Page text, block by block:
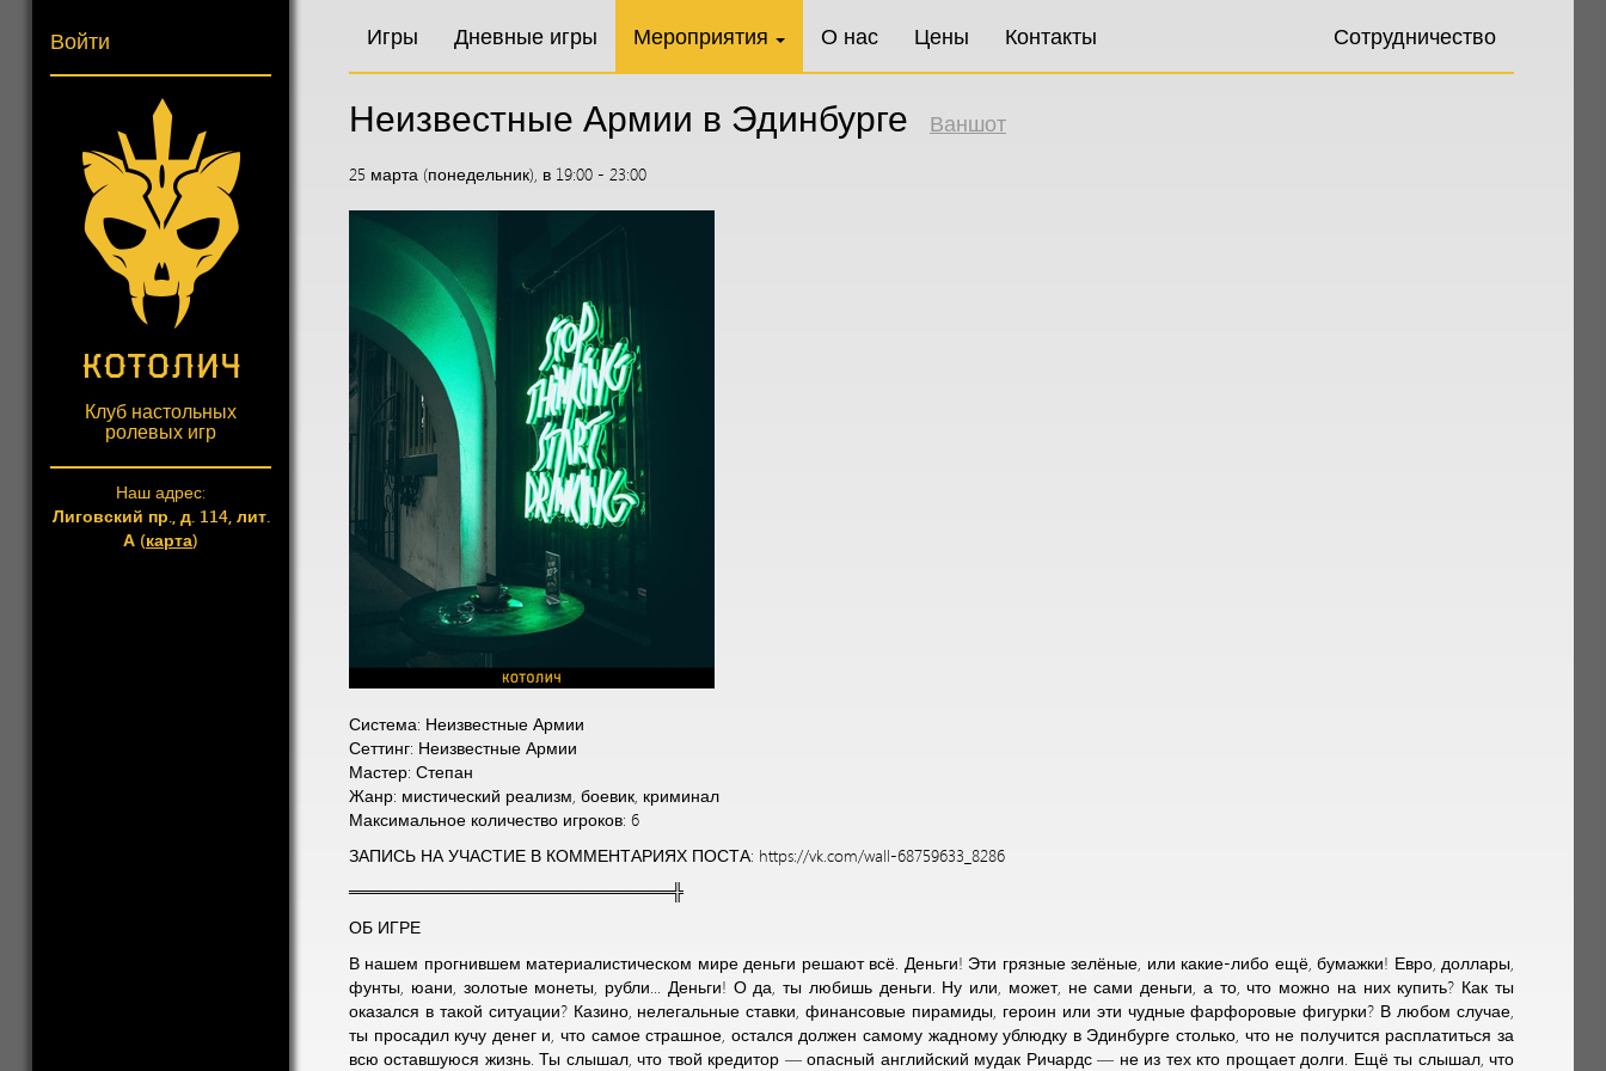
Войти
Клуб настольных
ролевых игр
Наш адрес:
Лиговский пр., д. 114, лит.
А (карта)
Игры Дневные игры Мероприятия О нас Цены Контакты Сотрудничество
Неизвестные Армии в Эдинбурге Ваншот
25 марта (понедельник), в 19:00 - 23:00
Система: Неизвестные Армии
Сеттинг: Неизвестные Армии
Мастер: Степан
Жанр: мистический реализм, боевик, криминал
Максимальное количество игроков: 6
ЗАПИСЬ НА УЧАСТИЕ В КОММЕНТАРИЯХ ПОСТА: https://vk.com/wall-68759633_8286
═══════════════════════════╬
ОБ ИГРЕ
В нашем прогнившем материалистическом мире деньги решают всё. Деньги! Эти грязные зелёные, или какие-либо ещё, бумажки! Евро, доллары,
фунты, юани, золотые монеты, рубли... Деньги! О да, ты любишь деньги. Ну или, может, не сами деньги, а то, что можно на них купить? Как ты
оказался в такой ситуации? Казино, нелегальные ставки, финансовые пирамиды, героин или эти чудные фарфоровые фигурки? В любом случае,
ты просадил кучу денег и, что самое страшное, остался должен самому жадному ублюдку в Эдинбурге столько, что не получится расплатиться за
всю оставшуюся жизнь. Ты слышал, что твой кредитор — опасный английский мудак Ричардс — не из тех кто прощает долги. Ещё ты слышал, что